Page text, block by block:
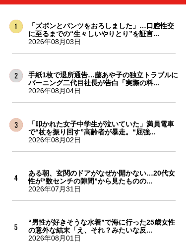
「ズボンとパンツをおろしました」…口腔性交
に至るまでの“生々しいやりとり”を証言...
2026年08月03日
手紙1枚で退所通告…藤あや子の独立トラブルに
バーニング二代目社長が告白「実際の料...
2026年08月04日
「叩かれた女子中学生が泣いていた」満員電車
で“杖を振り回す”高齢者が暴走。“屈強...
2026年08月02日
ある朝、玄関のドアがなぜか開かない…20代女
性が“数センチの隙間”から見たものの...
2026年07月31日
“男性が好きそうな水着”で海に行った25歳女性
の意外な結末「え、それ？みたいな反...
2026年08月01日